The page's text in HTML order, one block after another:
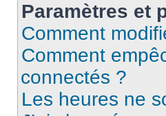
Paramètres et
Comment
Comment
connectés ?
Les heures ne